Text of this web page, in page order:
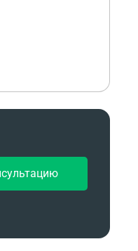
и я могу
ушла и